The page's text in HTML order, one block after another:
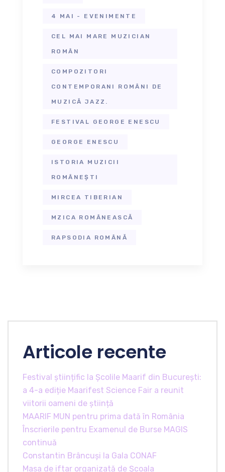
4 MAI - EVENIMENTE
CEL MAI MARE MUZICIAN
ROMÂN
COMPOZITORI
CONTEMPORANI ROMÂNI DE
MUZICĂ JAZZ.
FESTIVAL GEORGE ENESCU
GEORGE ENESCU
ISTORIA MUZICII
ROMÂNEȘTI
MIRCEA TIBERIAN
MZICA ROMÂNEASCĂ
RAPSODIA ROMÂNĂ
Articole recente
Festival științific la Școlile Maarif din București:
a 4-a ediție Maarifest Science Fair a reunit
viitorii oameni de știință
MAARIF MUN pentru prima dată în România
Înscrierile pentru Examenul de Burse MAGIS
continuă
Constantin Brâncuși la Gala CONAF
Masa de iftar organizată de Școala